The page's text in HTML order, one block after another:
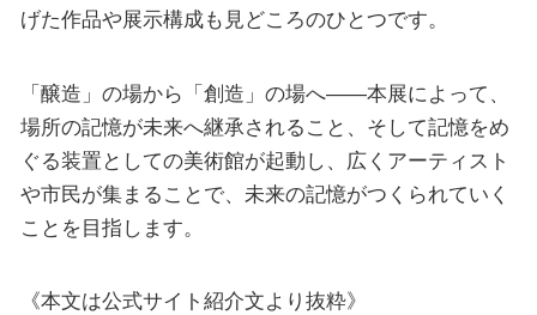
げた作品や展示構成も見どころのひとつです。
「醸造」の場から「創造」の場へ――本展によって、
場所の記憶が未来へ継承されること、そして記憶をめ
ぐる装置としての美術館が起動し、広くアーティスト
や市民が集まることで、未来の記憶がつくられていく
ことを目指します。
《本文は公式サイト紹介文より抜粋》